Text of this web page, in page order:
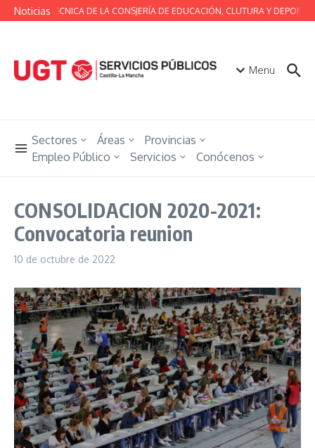
Saltar al contenido
Noticias
MESA TÉCNICA DE LA CONSJERÍA DE EDUCACIÓN, CLUTURA Y
Menu
Sectores Áreas
Provincias
Empleo Público
Servicios Conócenos
CONSOLIDACION 2020-2021:
Convocatoria reunion
10 de octubre de 2022